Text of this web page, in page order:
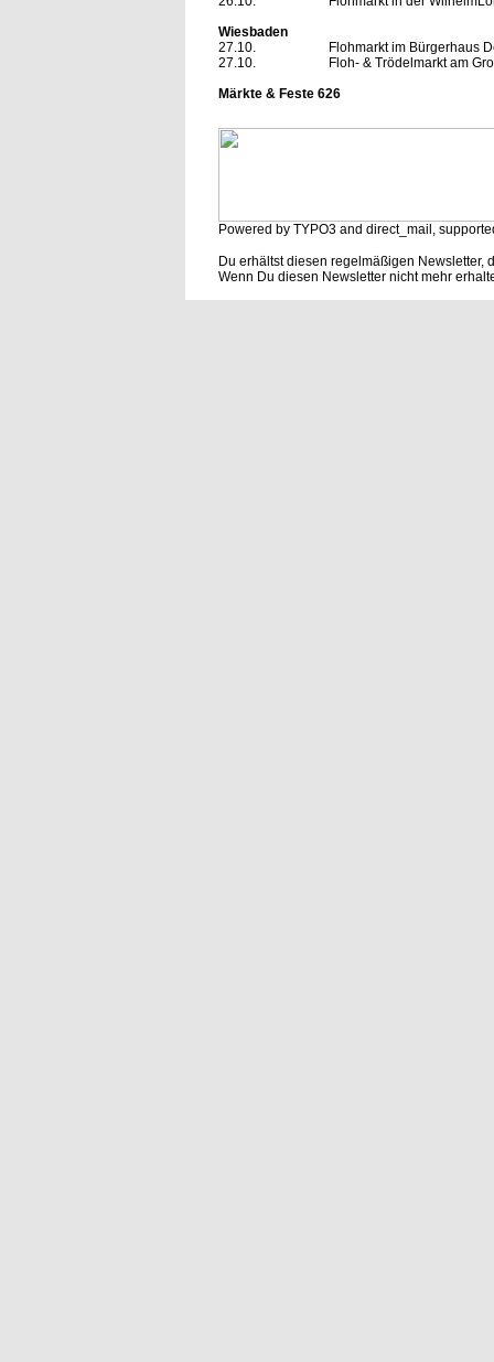
Wiesbaden
27.10.
Flohmarkt im Bürgerhaus
27.10.
Floh- & Trödelmarkt am
Märkte & Feste 626
Powered by TYPO3 and direct_mail,
Du erhältst diesen regelmäßigen Newsletter,
Wenn Du diesen Newsletter nicht mehr